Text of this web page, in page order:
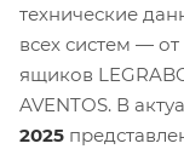
технические
всех систем —
ящиков
AVENTOS. В
2025